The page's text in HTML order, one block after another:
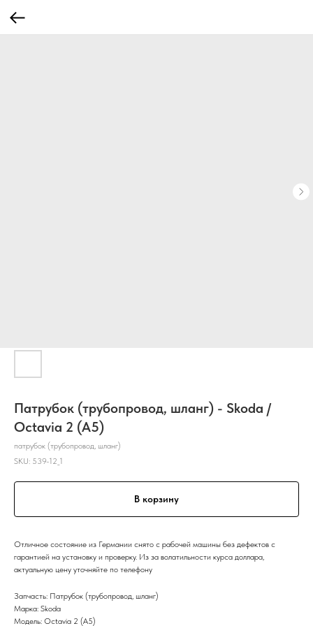
Патрубок (трубопровод, шланг) - Skoda /
Octavia 2 (A5)
патрубок (трубопровод, шланг)
SKU: 539-12_1
В корзину
Отличное состояние из Германии снято с рабочей машины без дефектов с
гарантией на установку и проверку. Из за волатильности курса доллара,
актуальную цену уточняйте по телефону
Запчасть: Патрубок (трубопровод, шланг)
Марка: Skoda
Модель: Octavia 2 (A5)